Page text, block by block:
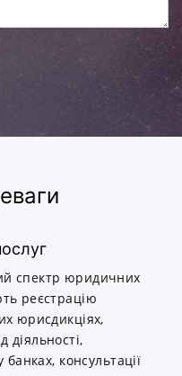
спектр юридичних
реєстрацію
юрисдикціях,
діяльності,
банках, консультації